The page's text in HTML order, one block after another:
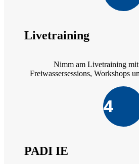
Livetraining
Nimm am Livetraining
Freiwassersessions, Workshops
4
PADI IE